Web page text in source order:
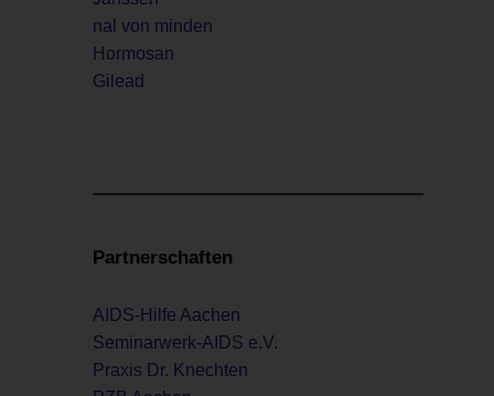
nal von minden
Hormosan
Gilead
Partnerschaften
AIDS-Hilfe Aachen
Seminarwerk-AIDS e.V.
Praxis Dr. Knechten